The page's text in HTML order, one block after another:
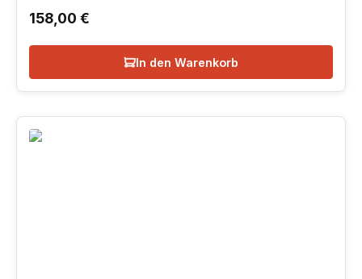
Regulärer Preis:
158,00 €
In den Warenkorb